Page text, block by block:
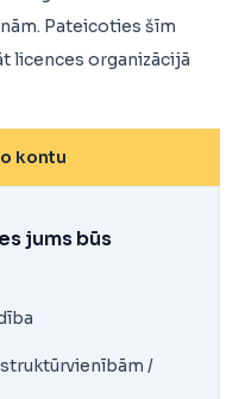
Pateicoties šīm
licences organizācijā
kontu
jums būs
/